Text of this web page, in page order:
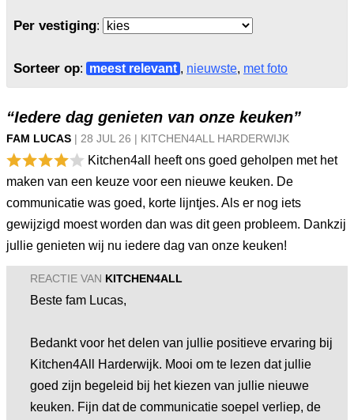
Per vestiging:
Sorteer op: meest relevant , nieuwste, met foto
“Iedere dag genieten van onze keuken”
FAM LUCAS | 28 JUL 26 | KITCHEN4ALL HARDERWIJK
Kitchen4all heeft ons goed geholpen met het
maken van een keuze voor een nieuwe keuken. De
communicatie was goed, korte lijntjes. Als er nog iets
gewijzigd moest worden dan was dit geen probleem. Dankzij
jullie genieten wij nu iedere dag van onze keuken!
REACTIE VAN KITCHEN4ALL
Beste fam Lucas,
Bedankt voor het delen van jullie positieve ervaring bij
Kitchen4All Harderwijk. Mooi om te lezen dat jullie
goed zijn begeleid bij het kiezen van jullie nieuwe
keuken. Fijn dat de communicatie soepel verliep, de